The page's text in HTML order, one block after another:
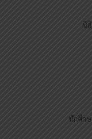
นิ
นักศึก